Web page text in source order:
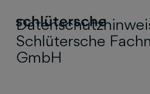
Schlütersche
GmbH